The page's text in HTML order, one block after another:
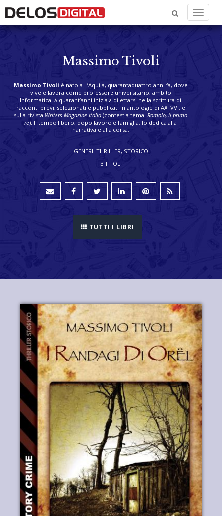
Menu
Massimo Tivoli
Massimo Tivoli è nato a L’Aquila, quarantaquattro anni fa, dove
vive e lavora come professore universitario, ambito
Informatica. A quarant’anni inizia a dilettarsi nella scrittura di
racconti brevi, selezionati e pubblicati in antologie di AA. VV., e
sulla rivista Writers Magazine Italia (contest a tema: Romolo, il primo
re). Il tempo libero, dopo lavoro e famiglia, lo dedica alla
narrativa e alla corsa.
GENERI: THRILLER, STORICO
3 TITOLI
TUTTI I LIBRI